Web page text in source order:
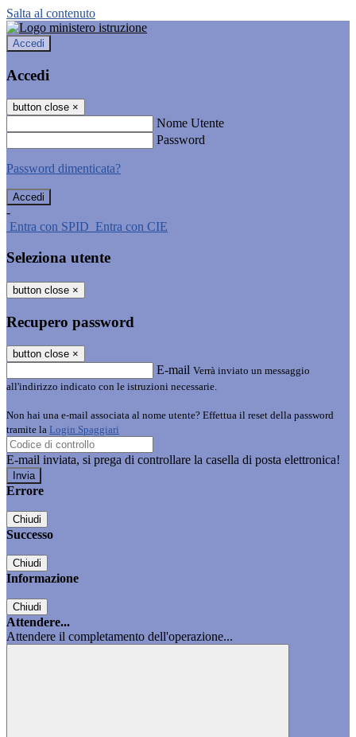
Salta al contenuto
Accedi
Accedi
button close ×
Nome Utente
Password
Password dimenticata?
-
Entra con SPID Entra con CIE
Seleziona utente
button close ×
Recupero password
button close ×
E-mail Verrà inviato un messaggio
all'indirizzo indicato con le istruzioni necessarie.
Non hai una e-mail associata al nome utente? Effettua il reset della password
tramite la Login Spaggiari
E-mail inviata, si prega di controllare la casella di posta elettronica!
Errore
Chiudi
Successo
Chiudi
Informazione
Chiudi
Attendere...
Attendere il completamento dell'operazione...